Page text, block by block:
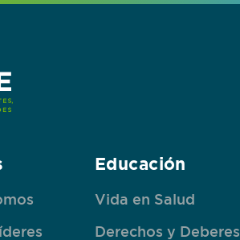
Educación
Vida en Salud
Derechos y Deberes